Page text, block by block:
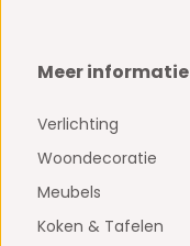
Meer informatie
Verlichting
Woondecoratie
Meubels
Koken & Tafelen